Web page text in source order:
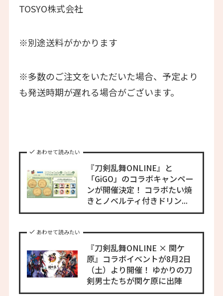
TOSYO株式会社
※別途送料がかかります
※多数のご注文をいただいた場合、予定より
も発送時期が遅れる場合がございます。
あわせて読みたい
『刀剣乱舞ONLINE』と
「GiGO」のコラボキャンペー
ンが開催決定！ コラボたい焼
きとノベルティ付きドリン...
あわせて読みたい
『刀剣乱舞ONLINE × 関ケ
原』コラボイベントが8月2日
（土）より開催！ ゆかりの刀
剣男士たちが関ケ原に出陣